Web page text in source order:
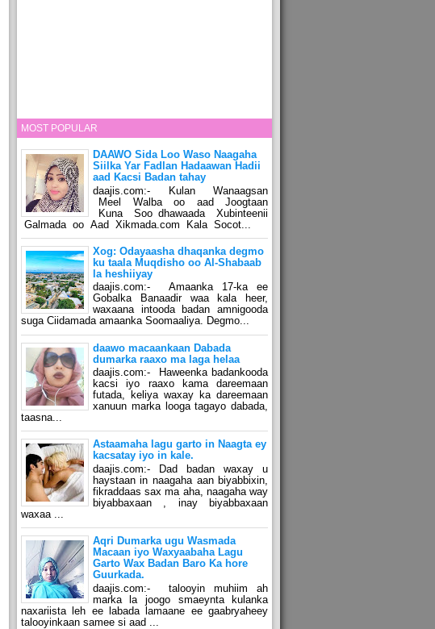
MOST POPULAR
DAAWO Sida Loo Waso Naagaha
Siilka Yar Fadlan Hadaawan Hadii
aad Kacsi Badan tahay
daajis.com:- Kulan Wanaagsan
Meel Walba oo aad Joogtaan
Kuna Soo dhawaada Xubinteenii
Galmada oo Aad Xikmada.com Kala Socot...
Xog: Odayaasha dhaqanka degmo
ku taala Muqdisho oo Al-Shabaab
la heshiiyay
daajis.com:- Amaanka 17-ka ee
Gobalka Banaadir waa kala heer,
waxaana intooda badan amnigooda
suga Ciidamada amaanka Soomaaliya. Degmo...
daawo macaankaan Dabada
dumarka raaxo ma laga helaa
daajis.com:- Haweenka badankooda
kacsi iyo raaxo kama dareemaan
futada, keliya waxay ka dareemaan
xanuun marka looga tagayo dabada,
taasna...
Astaamaha lagu garto in Naagta ey
kacsatay iyo in kale.
daajis.com:- Dad badan waxay u
haystaan in naagaha aan biyabbixin,
fikraddaas sax ma aha, naagaha way
biyabbaxaan , inay biyabbaxaan
waxaa ...
Aqri Dumarka ugu Wasmada
Macaan iyo Waxyaabaha Lagu
Garto Wax Badan Baro Ka hore
Guurkada.
daajis.com:- talooyin muhiim ah
marka la joogo smaeynta kulanka
naxariista leh ee labada lamaane ee gaabryaheey
talooyinkaan samee si aad ...